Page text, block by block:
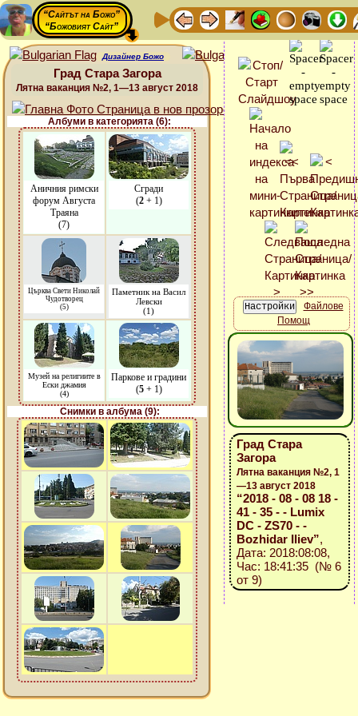
“Сайтът на Божо”
“Божовият Сайт”
Дизайнер Божо
Град Стара Загора
Лятна ваканция №2, 1—13 август 2018
Албуми в категорията (6):
Аничния римски
форум Августа
Траяна
(7)
Сгради
(2+ 1)
Църква Свети Николай
Чудотворец
(5)
Паметник на Васил
Левски
(1)
Музей на религиите в
Ески джамия
(4)
Паркове и градини
(5+ 1)
Снимки в албума (9):
Файлове
Помощ
Град Стара
Загора
Лятна ваканция №2, 1
—13 август 2018
“2018 - 08 - 08 18 -
41 - 35 - - Lumix
DC - ZS70 - -
Bozhidar Iliev”,
Дата: 2018:08:08,
Час: 18:41:35 (№ 6
от 9)